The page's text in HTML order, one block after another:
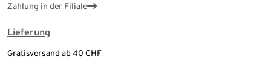
Zahlung in der Filiale
Lieferung
Gratisversand ab 40 CHF